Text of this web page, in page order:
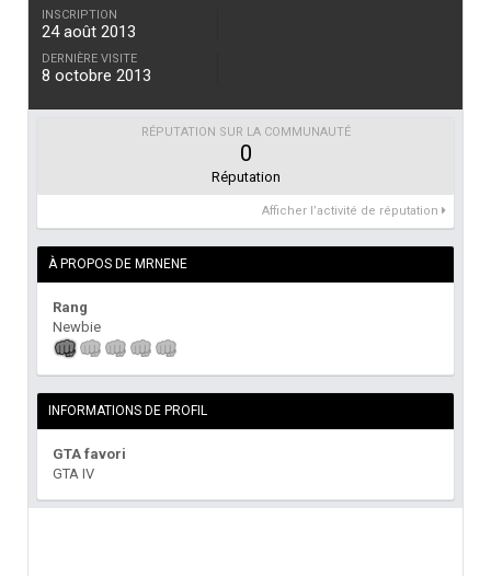
INSCRIPTION
24 août 2013
DERNIÈRE VISITE
8 octobre 2013
RÉPUTATION SUR LA COMMUNAUTÉ
0
Réputation
Afficher l’activité de réputation
À PROPOS DE MRNENE
Rang
Newbie
INFORMATIONS DE PROFIL
GTA favori
GTA IV